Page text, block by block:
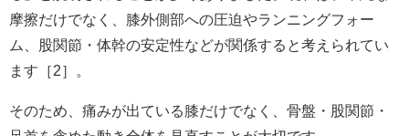
摩擦だけでなく、膝外側部への圧迫やランニングフォー
ム、股関節・体幹の安定性などが関係すると考えられてい
ます［2］。
そのため、痛みが出ている膝だけでなく、骨盤・股関節・